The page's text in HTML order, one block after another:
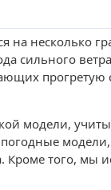
на несколько
сильного
прогретую
модели,
того, мы